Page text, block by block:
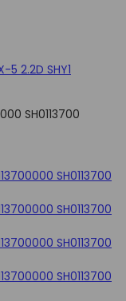
2.2D SHY1